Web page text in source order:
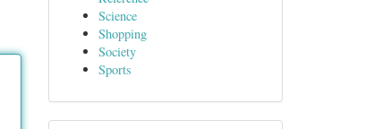
Science
Shopping
Society
Sports